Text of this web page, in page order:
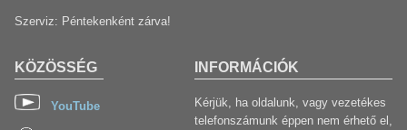
Szerviz: Péntekenként zárva!
KÖZÖSSÉG
YouTube
INFORMÁCIÓK
Kérjük, ha oldalunk, vagy vezetékes
telefonszámunk éppen nem érhető el,